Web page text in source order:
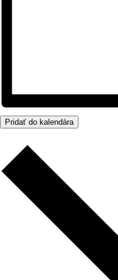
Pridať do kalendára